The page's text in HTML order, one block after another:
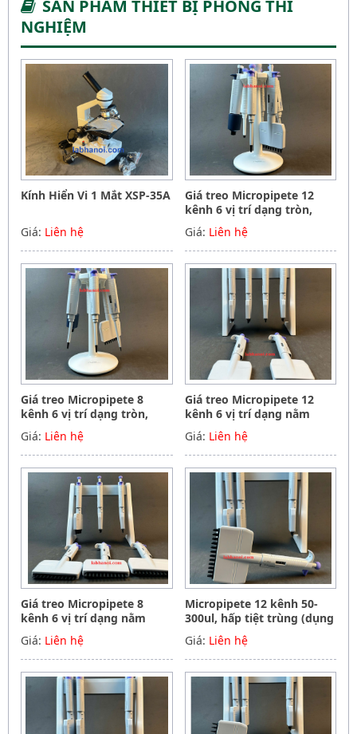
SẢN PHẨM THIẾT BỊ PHÒNG THÍ
NGHIỆM
Kính Hiển Vi 1 Mắt XSP-35A
Giá: Liên hệ
Giá treo Micropipete 12
kênh 6 vị trí dạng tròn,
Hãng Phoenix instrument
Germany
Giá: Liên hệ
Giá treo Micropipete 8
kênh 6 vị trí dạng tròn,
Hãng Phoenix instrument
Germany
Giá: Liên hệ
Giá treo Micropipete 12
kênh 6 vị trí dạng nằm
ngang, Hãng Phoenix
instrument Germany
Giá: Liên hệ
Giá treo Micropipete 8
kênh 6 vị trí dạng nằm
ngang, Hãng Phoenix
instrument Germany
Giá: Liên hệ
Micropipete 12 kênh 50-
300ul, hấp tiệt trùng (dụng
cụ hút mẫu, chất lỏng),
Hãng Phoenix instrument
Germany
Giá: Liên hệ